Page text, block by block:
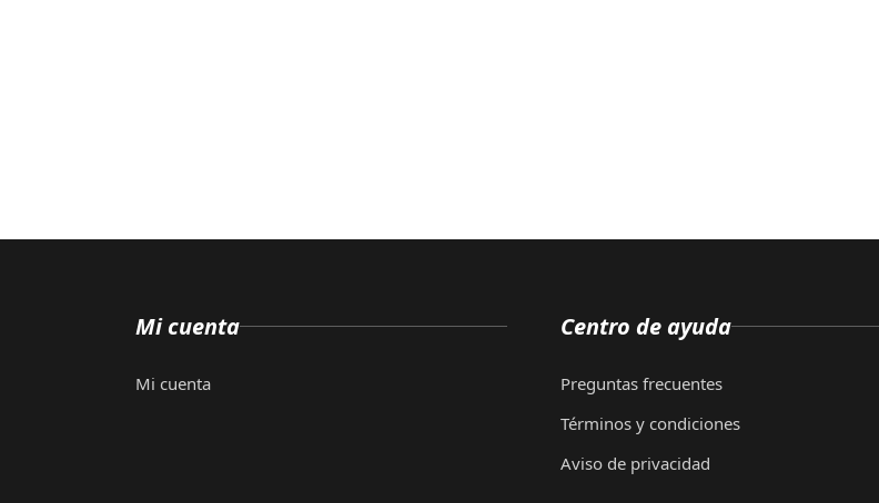
Mi cuenta
Mi cuenta
Centro de ayuda
Preguntas frecuentes
Términos y condiciones
Aviso de privacidad